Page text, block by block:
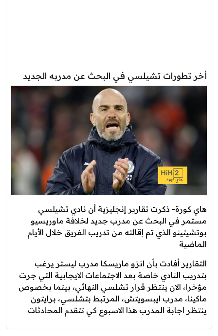
أخر تطورات تشيلسي في البحث عن مدربه الجديد
هاي كورة- ذكرت تقارير إنجليزية أن نادي تشيلسي
مستمر في البحث عن مدرب جديد لخلافة ماوريسيو
بوتشيتينو الذي تم إقالته من تدريب الفريق خلال الأيام
الماضية
التقارير أفادت بأن انزو ماريسكا مدرب ليستر يرغب
بتدريب النادي خاصة بعد الاجتماعات الايجابية التي جرت
مؤخرا، الان ينتظر قرار تشلسي النهائي، بينما بخصوص
ماكينا، مدرب ايبسويتش، المرتبط بتشلسي، برايتون
ينتظر اجابة المدرب هذا الاسبوع كي تتقدم المحادثات